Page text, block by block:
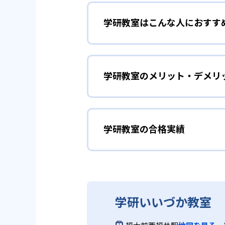
学研教室は、0･1･2歳から高校
先して学習を進める「無学年方
ができるため、一度立ち止まっ
02 生徒それ
学研教室の個別指導では、生徒
画を設計する。また、生徒そ
ルステップの教材となっている
週2回の教
学研教室はこんな人におすす
勉強全体の底力を上げた
学研教室は、生徒の「わかった
しており、わからない問題があ
「見える力」だけでなく、学習
を向上させたい人に向いている。
てて考える力の育成を、国語で
り離さず、くり返し学習と毎
る。
学研教室のメリット・デメリ
どんなメリットがある？
学研教室が持つ最大のメリット
教材を使用している点だ。この
ら応用まで、少しずつステップ
ている。
学研教室の先生は、研修会や勉
いう理念のもとで生徒一人ひと
学研教室の合格実績
学研教室の合格実績は、公式サ
学研いいづか教室